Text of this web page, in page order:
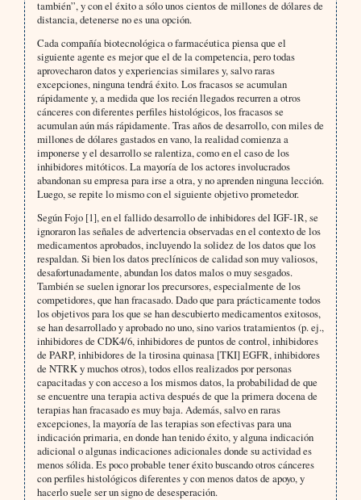
también”, y con el éxito a sólo unos cientos de millones de dólares de
distancia, detenerse no es una opción.
Cada compañía biotecnológica o farmacéutica piensa que el
siguiente agente es mejor que el de la competencia, pero todas
aprovecharon datos y experiencias similares y, salvo raras
excepciones, ninguna tendrá éxito. Los fracasos se acumulan
rápidamente y, a medida que los recién llegados recurren a otros
cánceres con diferentes perfiles histológicos, los fracasos se
acumulan aún más rápidamente. Tras años de desarrollo, con miles de
millones de dólares gastados en vano, la realidad comienza a
imponerse y el desarrollo se ralentiza, como en el caso de los
inhibidores mitóticos. La mayoría de los actores involucrados
abandonan su empresa para irse a otra, y no aprenden ninguna lección.
Luego, se repite lo mismo con el siguiente objetivo prometedor.
Según Fojo [1], en el fallido desarrollo de inhibidores del IGF-1R, se
ignoraron las señales de advertencia observadas en el contexto de los
medicamentos aprobados, incluyendo la solidez de los datos que los
respaldan. Si bien los datos preclínicos de calidad son muy valiosos,
desafortunadamente, abundan los datos malos o muy sesgados.
También se suelen ignorar los precursores, especialmente de los
competidores, que han fracasado. Dado que para prácticamente todos
los objetivos para los que se han descubierto medicamentos exitosos,
se han desarrollado y aprobado no uno, sino varios tratamientos (p. ej.,
inhibidores de CDK4/6, inhibidores de puntos de control, inhibidores
de PARP, inhibidores de la tirosina quinasa [TKI] EGFR, inhibidores
de NTRK y muchos otros), todos ellos realizados por personas
capacitadas y con acceso a los mismos datos, la probabilidad de que
se encuentre una terapia activa después de que la primera docena de
terapias han fracasado es muy baja. Además, salvo en raras
excepciones, la mayoría de las terapias son efectivas para una
indicación primaria, en donde han tenido éxito, y alguna indicación
adicional o algunas indicaciones adicionales donde su actividad es
menos sólida. Es poco probable tener éxito buscando otros cánceres
con perfiles histológicos diferentes y con menos datos de apoyo, y
hacerlo suele ser un signo de desesperación.